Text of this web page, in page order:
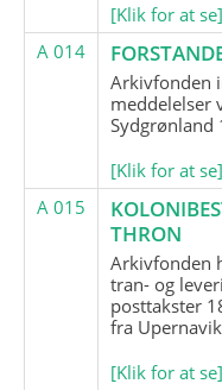
[Klik for at se]
A 014
Arkivfonden
meddelelser
Sydgrønland
[Klik for at se]
A 015
THRON
Arkivfonden
tran- og
posttakster
fra
[Klik for at se]